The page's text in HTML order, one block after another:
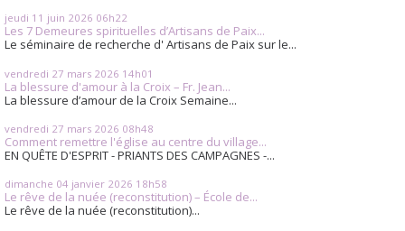
jeudi 11 juin 2026 06h22
Les 7 Demeures spirituelles d’Artisans de Paix...
Le séminaire de recherche d' Artisans de Paix sur le...
vendredi 27 mars 2026 14h01
La blessure d'amour à la Croix – Fr. Jean...
La blessure d’amour de la Croix Semaine...
vendredi 27 mars 2026 08h48
Comment remettre l'église au centre du village...
EN QUÊTE D'ESPRIT - PRIANTS DES CAMPAGNES -...
dimanche 04 janvier 2026 18h58
Le rêve de la nuée (reconstitution) – École de...
Le rêve de la nuée (reconstitution)...